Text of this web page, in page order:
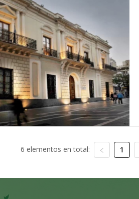
6 elementos en total: 1